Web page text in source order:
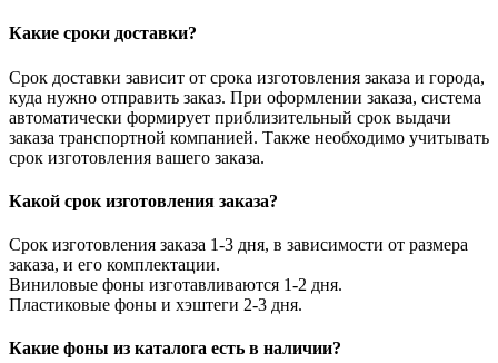
Какие сроки доставки?
Срок доставки зависит от срока изготовления заказа и города,
куда нужно отправить заказ. При оформлении заказа, система
автоматически формирует приблизительный срок выдачи
заказа транспортной компанией. Также необходимо учитывать
срок изготовления вашего заказа.
Какой срок изготовления заказа?
Срок изготовления заказа 1-3 дня, в зависимости от размера
заказа, и его комплектации.
Виниловые фоны изготавливаются 1-2 дня.
Пластиковые фоны и хэштеги 2-3 дня.
Какие фоны из каталога есть в наличии?